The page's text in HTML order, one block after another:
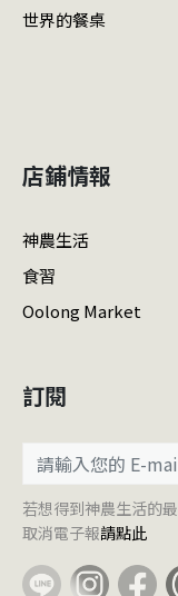
世界的餐桌
店鋪情報
神農生活
食習
Oolong Market
訂閱
若想得到神農生活的
取消電子報請點此